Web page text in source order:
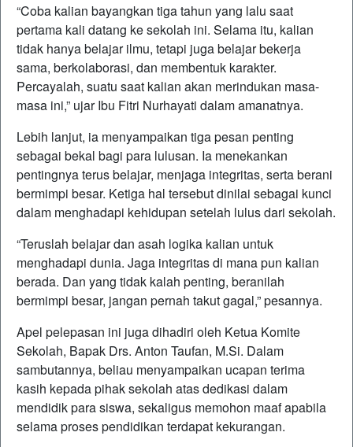
“Coba kalian bayangkan tiga tahun yang lalu saat
pertama kali datang ke sekolah ini. Selama itu, kalian
tidak hanya belajar ilmu, tetapi juga belajar bekerja
sama, berkolaborasi, dan membentuk karakter.
Percayalah, suatu saat kalian akan merindukan masa-
masa ini,” ujar Ibu Fitri Nurhayati dalam amanatnya.
Lebih lanjut, ia menyampaikan tiga pesan penting
sebagai bekal bagi para lulusan. Ia menekankan
pentingnya terus belajar, menjaga integritas, serta berani
bermimpi besar. Ketiga hal tersebut dinilai sebagai kunci
dalam menghadapi kehidupan setelah lulus dari sekolah.
“Teruslah belajar dan asah logika kalian untuk
menghadapi dunia. Jaga integritas di mana pun kalian
berada. Dan yang tidak kalah penting, beranilah
bermimpi besar, jangan pernah takut gagal,” pesannya.
Apel pelepasan ini juga dihadiri oleh Ketua Komite
Sekolah, Bapak Drs. Anton Taufan, M.Si. Dalam
sambutannya, beliau menyampaikan ucapan terima
kasih kepada pihak sekolah atas dedikasi dalam
mendidik para siswa, sekaligus memohon maaf apabila
selama proses pendidikan terdapat kekurangan.